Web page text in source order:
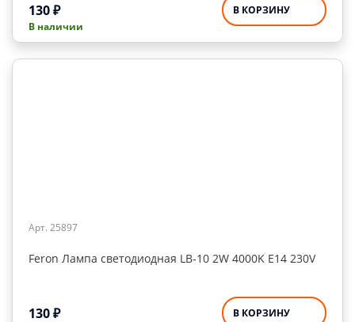
130₽
В наличии
В КОРЗИНУ
Арт. 25897
Feron Лампа светодиодная LB-10 2W 4000K E14 230V
130₽ В КОРЗИНУ